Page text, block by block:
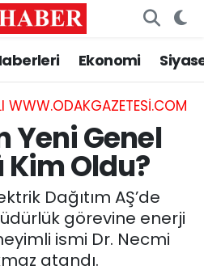
Ekonomi
WWW.ODAKGAZETESI.COM
Yeni Genel
Oldu?
Dağıtım AŞ’de
görevine enerji
ismi Dr. Necmi
atandı.
HABERLERİ